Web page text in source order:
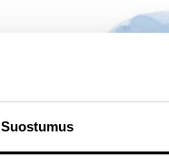
Suostumus